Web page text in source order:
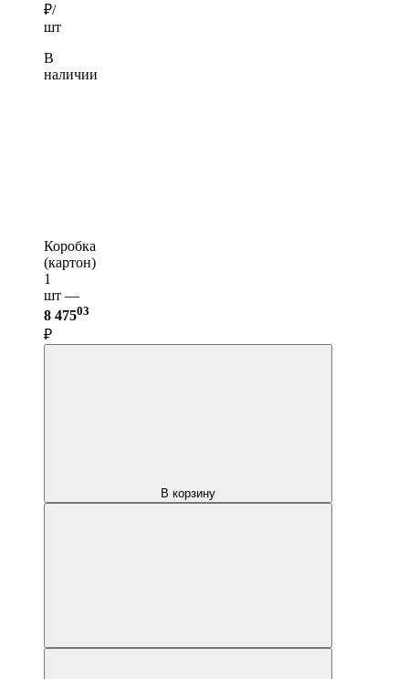
₽/
шт
В
наличии
Коробка
(картон)
1
шт —
8 47503
₽
В корзину